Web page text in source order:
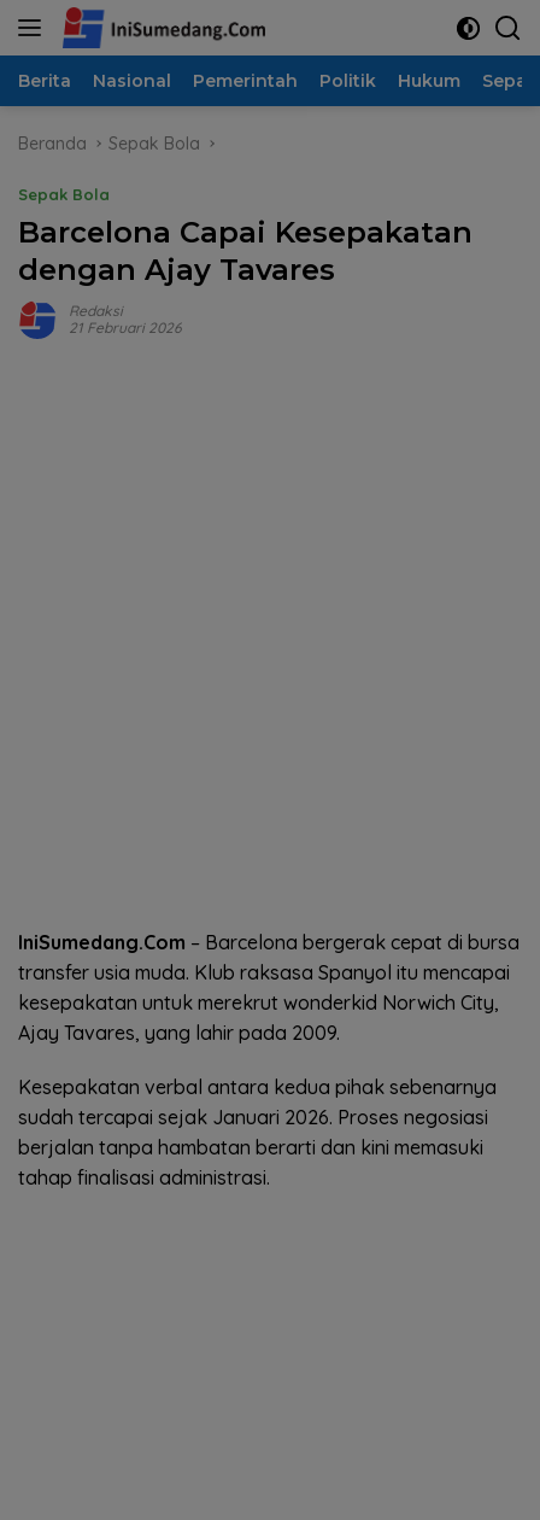
Langsung
Berita Nasional Pemerintah Politik Hukum
Beranda Sepak Bola
Sepak Bola
Barcelona Capai Kesepakatan
dengan Ajay Tavares
Redaksi
21 Februari 2026
IniSumedang.Com – Barcelona bergerak cepat di bursa
transfer usia muda. Klub raksasa Spanyol itu mencapai
kesepakatan untuk merekrut wonderkid Norwich City,
Ajay Tavares, yang lahir pada 2009.
Kesepakatan verbal antara kedua pihak sebenarnya
sudah tercapai sejak Januari 2026. Proses negosiasi
berjalan tanpa hambatan berarti dan kini memasuki
tahap finalisasi administrasi.